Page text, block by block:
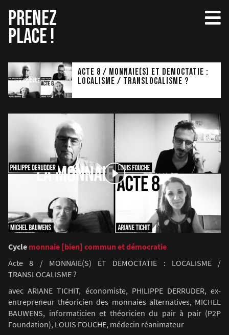
contenu
PRENEZ
PLACE !
Acte 8 / MONNAIE(S) ET DEMOCTATIE :
LOCALISME / TRANSLOCALISME ?
Cycle monnaie [bien] commun et démocratie
Acte 8 / MONNAIE(S) ET DEMOCTATIE : LOCALISME /
TRANSLOCALISME ?
avec ARIANE TICHIT, économiste, PHILIPPE DERRUDER, ex-
entrepreneur théoricien des monnaies alternatives, MICHEL
BAUWENS, informaticien et théoricien du pair à pair (P2P
Foundation), LOUIS FOUCHE, médecin réanimateur